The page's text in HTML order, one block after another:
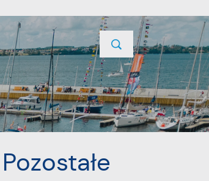
PROJEKTY UNIJNE KONTAKT
POPRZEDNI NASTĘPNY
Pozostałe